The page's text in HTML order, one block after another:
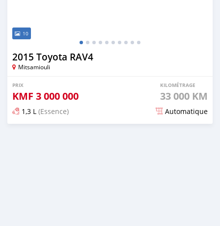
10
2015 Toyota RAV4
Mitsamiouli
PRIX
KMF 3 000 000
KILOMÉTRAGE
33 000 KM
1,3 L (Essence) Automatique